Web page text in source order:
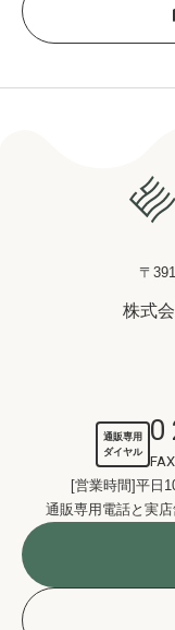
〒
株式
通販専用
ダイヤル
[営業時間]平日
通販専用電話と実